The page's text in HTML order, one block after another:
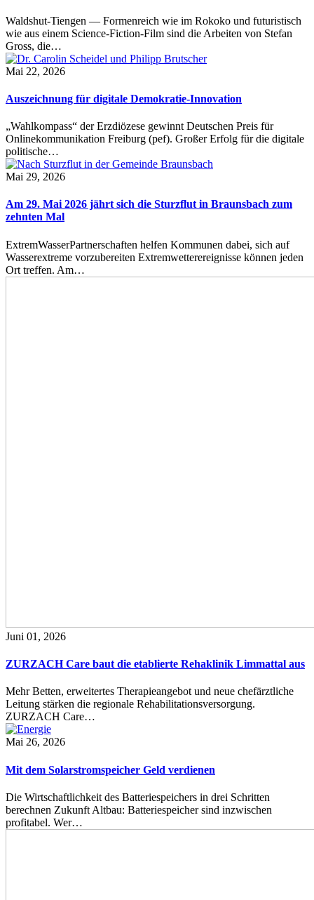
Waldshut-Tiengen — Formenreich wie im Rokoko und futuristisch
wie aus einem Science-Fiction-Film sind die Arbeiten von Stefan
Gross, die…
Mai 22, 2026
Auszeichnung für digitale Demokratie-Innovation
„Wahlkompass“ der Erzdiözese gewinnt Deutschen Preis für
Onlinekommunikation Freiburg (pef). Großer Erfolg für die digitale
politische…
Mai 29, 2026
Am 29. Mai 2026 jährt sich die Sturzflut in Braunsbach zum
zehnten Mal
ExtremWasserPartnerschaften helfen Kommunen dabei, sich auf
Wasserextreme vorzubereiten Extremwetterereignisse können jeden
Ort treffen. Am…
Juni 01, 2026
ZURZACH Care baut die etablierte Rehaklinik Limmattal aus
Mehr Betten, erweitertes Therapieangebot und neue chefärztliche
Leitung stärken die regionale Rehabilitationsversorgung.
ZURZACH Care…
Mai 26, 2026
Mit dem Solarstromspeicher Geld verdienen
Die Wirtschaftlichkeit des Batteriespeichers in drei Schritten
berechnen Zukunft Altbau: Batteriespeicher sind inzwischen
profitabel. Wer…